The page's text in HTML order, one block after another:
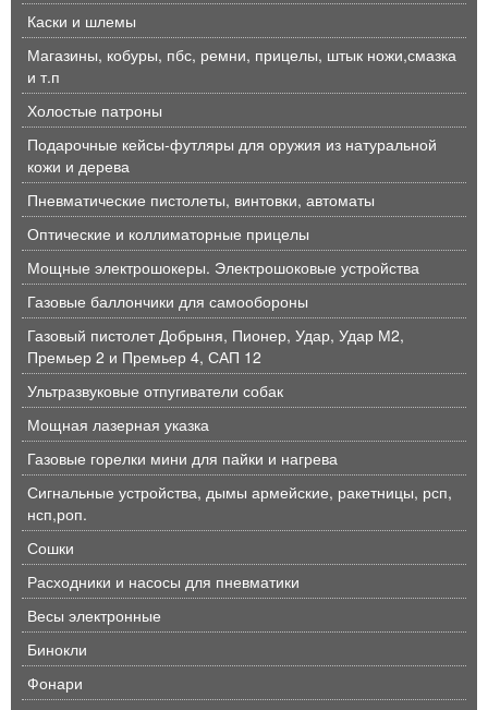
Каски и шлемы
Магазины, кобуры, пбс, ремни, прицелы, штык ножи,смазка
и т.п
Холостые патроны
Подарочные кейсы-футляры для оружия из натуральной
кожи и дерева
Пневматические пистолеты, винтовки, автоматы
Оптические и коллиматорные прицелы
Мощные электрошокеры. Электрошоковые устройства
Газовые баллончики для самообороны
Газовый пистолет Добрыня, Пионер, Удар, Удар М2,
Премьер 2 и Премьер 4, САП 12
Ультразвуковые отпугиватели собак
Мощная лазерная указка
Газовые горелки мини для пайки и нагрева
Сигнальные устройства, дымы армейские, ракетницы, рсп,
нсп,роп.
Сошки
Расходники и насосы для пневматики
Весы электронные
Бинокли
Фонари